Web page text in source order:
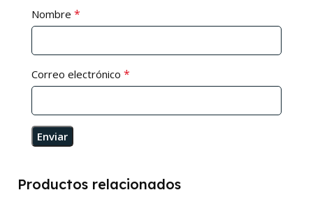
Nombre *
Correo electrónico *
Productos relacionados